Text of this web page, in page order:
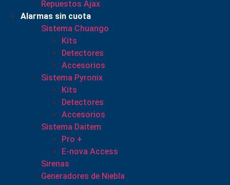
Repuestos Ajax
Alarmas sin cuota
Sistema Chuango
Kits
Detectores
Accesorios
Sistema Pyronix
Kits
Detectores
Accesorios
Sistema Daitem
Pro +
E-nova Access
Sirenas
Generadores de Niebla